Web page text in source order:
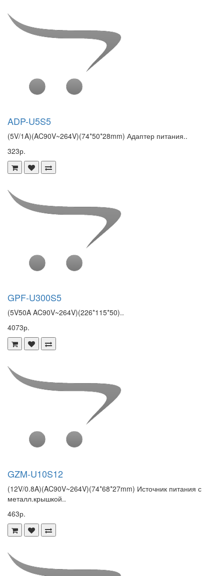
ADP-U5S5
(5V/1A)(AC90V~264V)(74*50*28mm) Адаптер питания..
323р.
GPF-U300S5
(5V50A AC90V~264V)(226*115*50)..
4073р.
GZM-U10S12
(12V/0.8A)(AC90V~264V)(74*68*27mm) Источник питания с
металл.крышкой..
463р.